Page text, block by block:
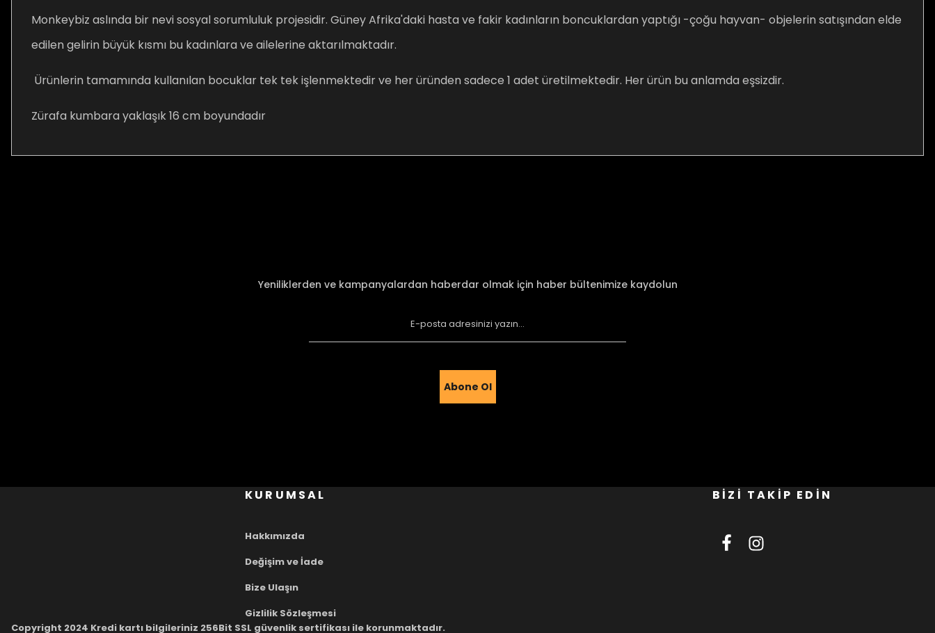
Monkeybiz aslında bir nevi sosyal sorumluluk projesidir. Güney Afrika'daki hasta ve fakir kadınların boncuklardan yaptığı -çoğu hayvan- objelerin satışından elde
edilen gelirin büyük kısmı bu kadınlara ve ailelerine aktarılmaktadır.
Ürünlerin tamamında kullanılan bocuklar tek tek işlenmektedir ve her üründen sadece 1 adet üretilmektedir. Her ürün bu anlamda eşsizdir.
Zürafa kumbara yaklaşık 16 cm boyundadır
Gönder
Yeniliklerden ve kampanyalardan haberdar olmak için haber bültenimize kaydolun
Abone Ol
KURUMSAL
Hakkımızda
Değişim ve İade
Bize Ulaşın
Gizlilik Sözleşmesi
BİZİ TAKİP EDİN
Copyright 2024 Kredi kartı bilgileriniz 256Bit SSL güvenlik sertifikası ile korunmaktadır.